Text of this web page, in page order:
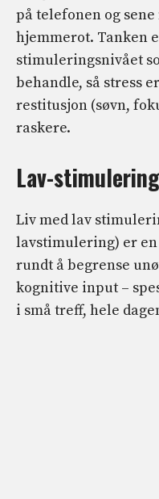
på telefonen og
hjemmerot. Tanken
stimuleringsnivået
behandle, så stress
restitusjon (søvn,
raskere.
Lav-
Liv med lav
lavstimulering) er
rundt å begrense
kognitive input –
i små treff, hele